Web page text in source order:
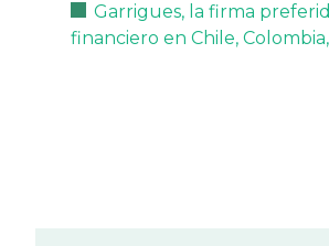
Garrigues, la firma
financiero en Chile,